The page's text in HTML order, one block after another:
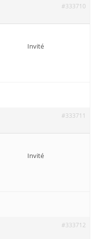
#333710
Invité
#333711
Invité
#333712